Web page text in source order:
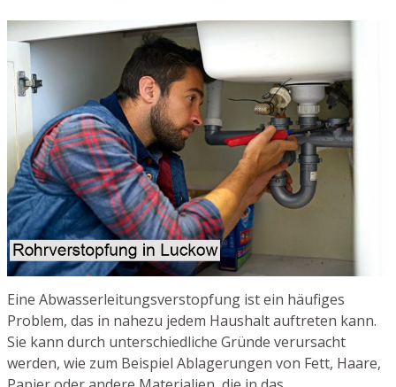
Eine Abwasserleitungsverstopfung ist ein häufiges
Problem, das in nahezu jedem Haushalt auftreten kann.
Sie kann durch unterschiedliche Gründe verursacht
werden, wie zum Beispiel Ablagerungen von Fett, Haare,